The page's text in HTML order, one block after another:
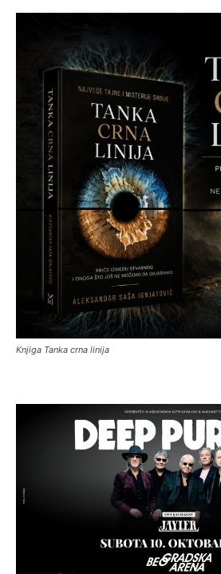
Knjiga Tanka crna linija